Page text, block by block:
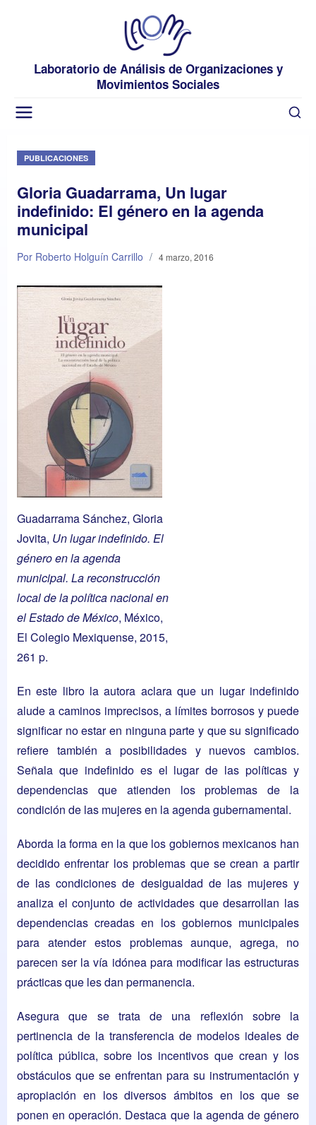
Laboratorio de Análisis de Organizaciones y
Movimientos Sociales
PUBLICACIONES
Gloria Guadarrama, Un lugar
indefinido: El género en la agenda
municipal
Por Roberto Holguín Carrillo / 4 marzo, 2016
Guadarrama Sánchez, Gloria
Jovita, Un lugar indefinido. El
género en la agenda
municipal. La reconstrucción
local de la política nacional en
el Estado de México, México,
El Colegio Mexiquense, 2015,
261 p.
En este libro la autora aclara que un lugar indefinido
alude a caminos imprecisos, a límites borrosos y puede
significar no estar en ninguna parte y que su significado
refiere también a posibilidades y nuevos cambios.
Señala que indefinido es el lugar de las políticas y
dependencias que atienden los problemas de la
condición de las mujeres en la agenda gubernamental.
Aborda la forma en la que los gobiernos mexicanos han
decidido enfrentar los problemas que se crean a partir
de las condiciones de desigualdad de las mujeres y
analiza el conjunto de actividades que desarrollan las
dependencias creadas en los gobiernos municipales
para atender estos problemas aunque, agrega, no
parecen ser la vía idónea para modificar las estructuras
prácticas que les dan permanencia.
Asegura que se trata de una reflexión sobre la
pertinencia de la transferencia de modelos ideales de
política pública, sobre los incentivos que crean y los
obstáculos que se enfrentan para su instrumentación y
apropiación en los diversos ámbitos en los que se
ponen en operación. Destaca que la agenda de género